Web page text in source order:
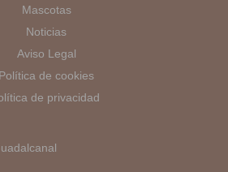
Mascotas
Noticias
Aviso Legal
Política de cookies
de privacidad